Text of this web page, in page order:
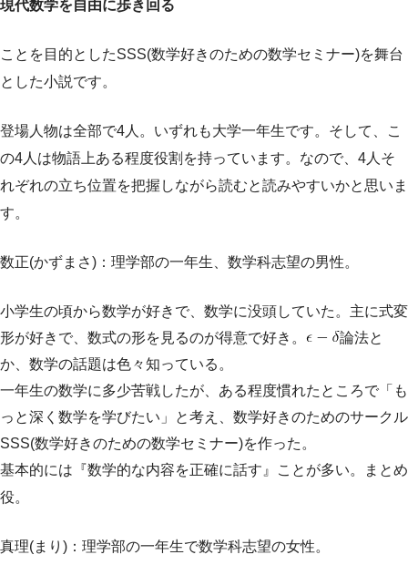
現代数学を自由に歩き回る
ことを目的としたSSS(数学好きのための数学セミナー)を舞台
とした小説です。
登場人物は全部で4人。いずれも大学一年生です。そして、こ
の4人は物語上ある程度役割を持っています。なので、4人そ
れぞれの立ち位置を把握しながら読むと読みやすいかと思いま
す。
数正(かずまさ)：理学部の一年生、数学科志望の男性。
小学生の頃から数学が好きで、数学に没頭していた。主に式変
形が好きで、数式の形を見るのが得意で好き。
論法と
か、数学の話題は色々知っている。
一年生の数学に多少苦戦したが、ある程度慣れたところで「も
っと深く数学を学びたい」と考え、数学好きのためのサークル
SSS(数学好きのための数学セミナー)を作った。
基本的には『数学的な内容を正確に話す』ことが多い。まとめ
役。
真理(まり)：理学部の一年生で数学科志望の女性。